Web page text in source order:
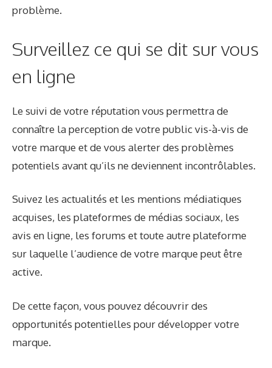
problème.
Surveillez ce qui se dit sur vous
en ligne
Le suivi de votre réputation vous permettra de
connaître la perception de votre public vis-à-vis de
votre marque et de vous alerter des problèmes
potentiels avant qu’ils ne deviennent incontrôlables.
Suivez les actualités et les mentions médiatiques
acquises, les plateformes de médias sociaux, les
avis en ligne, les forums et toute autre plateforme
sur laquelle l’audience de votre marque peut être
active.
De cette façon, vous pouvez découvrir des
opportunités potentielles pour développer votre
marque.